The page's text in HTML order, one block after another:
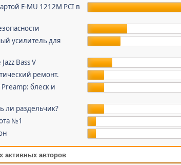
E-MU 1212M PCI в
усилитель для
Bass V
ремонт.
блеск и
ли раздельчик?
№1
активных авторов